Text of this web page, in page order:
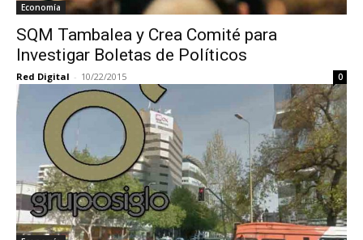
Economía
SQM Tambalea y Crea Comité para
Investigar Boletas de Políticos
Red Digital - 10/22/2015 0